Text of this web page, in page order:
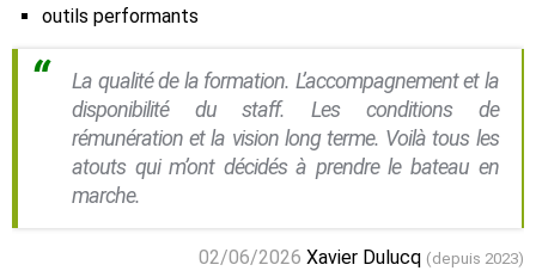
outils performants
La qualité de la formation. L’accompagnement et la
disponibilité du staff. Les conditions de
rémunération et la vision long terme. Voilà tous les
atouts qui m’ont décidés à prendre le bateau en
marche.
02/06/2026 Xavier Dulucq (depuis 2023)